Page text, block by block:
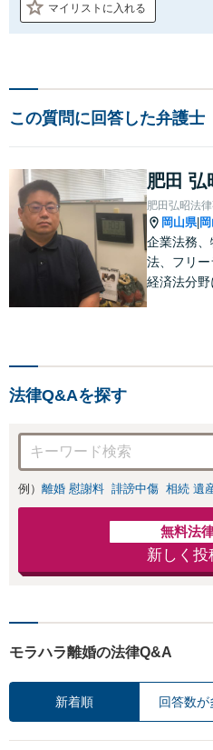
マイリストに入れる
この質問に回答した弁護士
肥田 弘
肥田弘昭法
岡山県|
企業法務
法、フリ
経済法分野
法律Q&Aを探す
例） 離婚 慰謝料 誹謗中傷 相続 遺
無料法
新しく投
モラハラ離婚の法律Q&A
新着順 回答数が